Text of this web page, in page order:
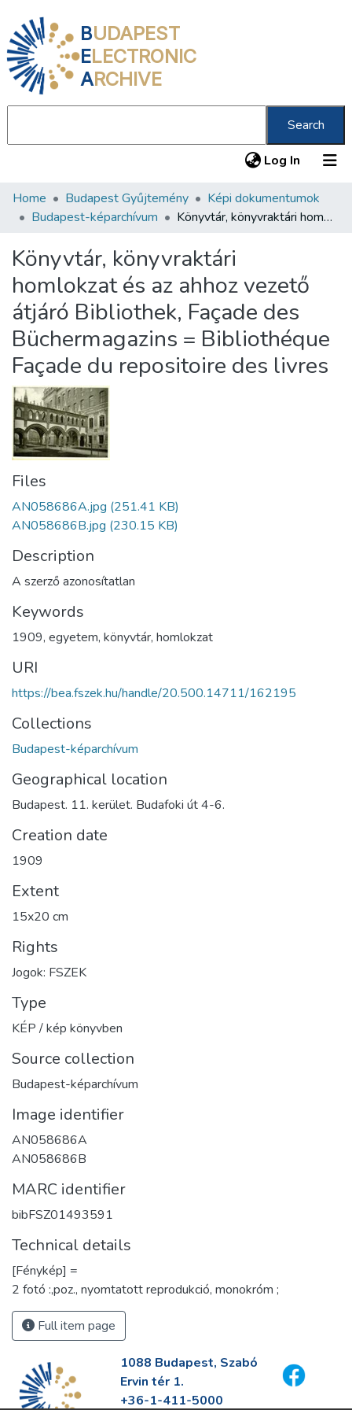
BUDAPEST
ELECTRONIC
ARCHIVE
Search
Log In (current)
Communities & Collections
Statistics
About us
Home Budapest Gyűjtemény
Képi dokumentumok
Budapest-képarchívum
Könyvtár, könyvraktári homlokzat és az ahhoz vezető átjáró Bibliothek, Façade des Büchermagazins = Bibliothéque Façade du repositoire des livres
Könyvtár, könyvraktári
homlokzat és az ahhoz vezető
átjáró Bibliothek, Façade des
Büchermagazins = Bibliothéque
Façade du repositoire des livres
Files
AN058686A.jpg (251.41 KB)
AN058686B.jpg (230.15 KB)
Description
A szerző azonosítatlan
Keywords
1909, egyetem, könyvtár, homlokzat
URI
https://bea.fszek.hu/handle/20.500.14711/162195
Collections
Budapest-képarchívum
Geographical location
Budapest. 11. kerület. Budafoki út 4-6.
Creation date
1909
Extent
15x20 cm
Rights
Jogok: FSZEK
Type
KÉP / kép könyvben
Source collection
Budapest-képarchívum
Image identifier
AN058686A
AN058686B
MARC identifier
bibFSZ01493591
Technical details
[Fénykép] =
2 fotó :,poz., nyomtatott reprodukció, monokróm ;
Full item page
1088 Budapest, Szabó
Ervin tér 1.
+36-1-411-5000